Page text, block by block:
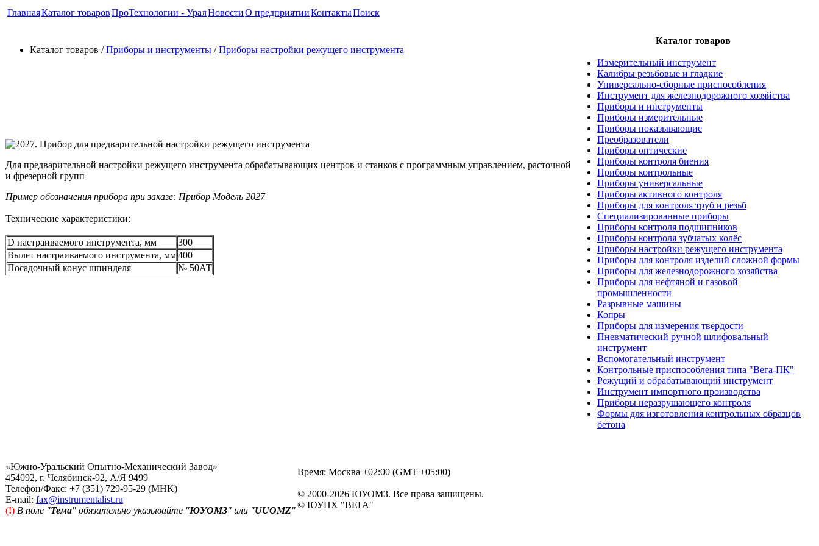
ГлавнаяКаталог товаровПроТехнологии - УралНовостиО предприятииКонтактыПоиск
Каталог товаров /Приборы и инструменты /Приборы настройки режущего инструмента
Для предварительной настройки режущего инструмента обрабатывающих центров и станков с программным управлением, расточной
и фрезерной групп
Пример обозначения прибора при заказе: Прибор Модель 2027
Технические характеристики:
D настраиваемого инструмента, мм
300
Вылет настраиваемого инструмента, мм400
Посадочный конус шпинделя
№ 50АТ
Каталог товаров
Измерительный инструмент
Калибры резьбовые и гладкие
Универсально-сборные приспособления
Инструмент для железнодорожного хозяйства
Приборы и инструменты
Приборы измерительные
Приборы показывающие
Преобразователи
Приборы оптические
Приборы контроля биения
Приборы контрольные
Приборы универсальные
Приборы активного контроля
Приборы для контроля труб и резьб
Специализированные приборы
Приборы контроля подшипников
Приборы контроля зубчатых колёс
Приборы настройки режущего инструмента
Приборы для контроля изделий сложной формы
Приборы для железнодорожного хозяйства
Приборы для нефтяной и газовой
промышленности
Разрывные машины
Копры
Приборы для измерения твердости
Пневматический ручной шлифовальный
инструмент
Вспомогательный инструмент
Контрольные приспособления типа "Вега-ПК"
Режущий и обрабатывающий инструмент
Инструмент импортного производства
Приборы неразрушающего контроля
Формы для изготовления контрольных образцов
бетона
«Южно-Уральский Опытно-Механический Завод»
454092, г. Челябинск-92, А/Я 9499
Телефон/Факс: +7 (351) 729-95-29 (MHK)
Е-mail: fax@instrumentalist.ru
(!) В поле "Тема" обязательно указывайте "ЮУОМЗ" или "UUOMZ"
Время: Москва +02:00 (GMT +05:00)
© 2000-2026 ЮУОМЗ. Все права защищены.
© ЮУПХ "ВЕГА"